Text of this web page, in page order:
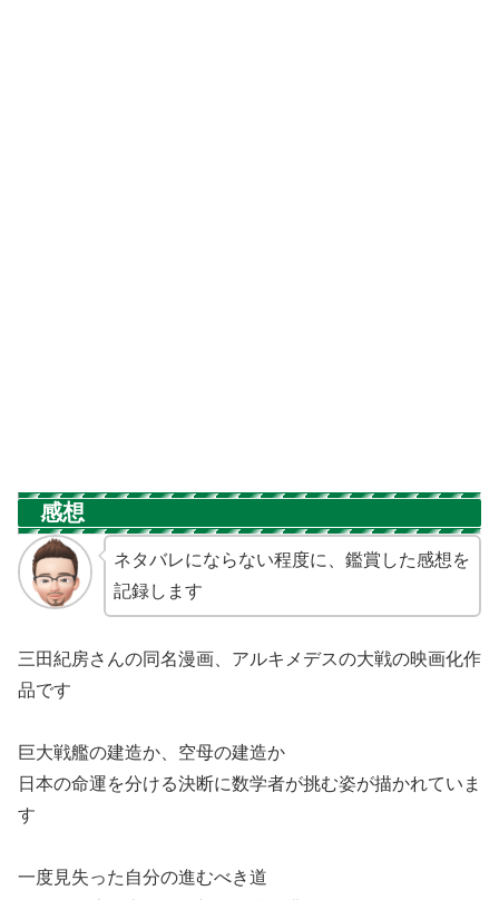
感想
ネタバレにならない程度に、鑑賞した感想を
記録します
三田紀房さんの同名漫画、アルキメデスの大戦の映画化作
品です
巨大戦艦の建造か、空母の建造か
日本の命運を分ける決断に数学者が挑む姿が描かれていま
す
一度見失った自分の進むべき道